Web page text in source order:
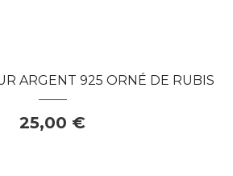
ARGENT 925 ORNÉ DE RUBIS
25,00 €